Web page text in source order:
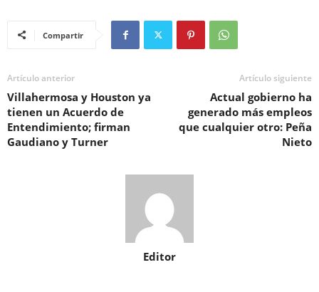
Compartir
Artículo anterior
Villahermosa y Houston ya
tienen un Acuerdo de
Entendimiento; firman
Gaudiano y Turner
Artículo siguiente
Actual gobierno ha
generado más empleos
que cualquier otro: Peña
Nieto
Editor